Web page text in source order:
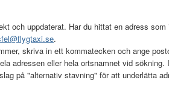
och uppdaterat. Har du hittat en adress
.
skriva in ett kommatecken och ange
adressen eller hela ortsnamnet vid
på "alternativ stavning" för att underlätta